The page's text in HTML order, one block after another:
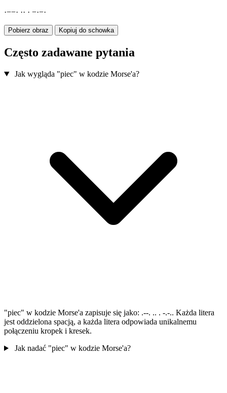
·−−· ·· · −·−·
Pobierz obraz Kopiuj do schowka
Często zadawane pytania
Jak wygląda "piec" w kodzie Morse'a?
"piec" w kodzie Morse'a zapisuje się jako: .--. .. . -.-.. Każda litera
jest oddzielona spacją, a każda litera odpowiada unikalnemu
połączeniu kropek i kresek.
Jak nadać "piec" w kodzie Morse'a?